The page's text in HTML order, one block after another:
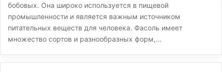
бобовых. Она широко используется в пищевой
промышленности и является важным источником
питательных веществ для человека. Фасоль имеет
множество сортов и разнообразных форм,…